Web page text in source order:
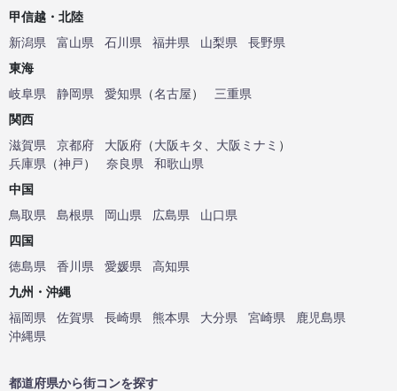
甲信越・北陸
新潟県
富山県 石川県 福井県 山梨県
長野県
東海
岐阜県
静岡県 愛知県 （名古屋）
三重県
関西
滋賀県
京都府 大阪府 （大阪キタ 大阪ミナミ ）
兵庫県 （神戸） 奈良県
和歌山県
中国
鳥取県
島根県 岡山県 広島県
山口県
四国
徳島県
香川県 愛媛県
高知県
九州・沖縄
福岡県
佐賀県 長崎県 熊本県 大分県 宮崎県
鹿児島県
沖縄県
都道府県から街コンを探す